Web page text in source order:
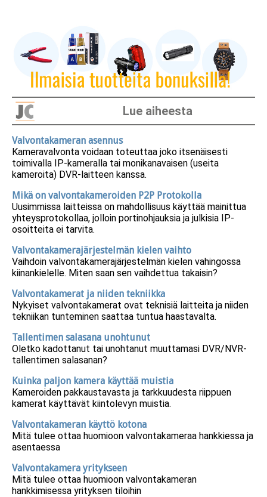
Lue aiheesta
Valvontakameran asennus
Kameravalvonta voidaan toteuttaa joko itsenäisesti
toimivalla IP-kameralla tai monikanavaisen (useita
kameroita) DVR-laitteen kanssa.
Mikä on valvontakameroiden P2P Protokolla
Uusimmissa laitteissa on mahdollisuus käyttää mainittua
yhteysprotokollaa, jolloin portinohjauksia ja julkisia IP-
osoitteita ei tarvita.
Valvontakamerajärjestelmän kielen vaihto
Vaihdoin valvontakamerajärjestelmän kielen vahingossa
kiinankielelle. Miten saan sen vaihdettua takaisin?
Valvontakamerat ja niiden tekniikka
Nykyiset valvontakamerat ovat teknisiä laitteita ja niiden
tekniikan tunteminen saattaa tuntua haastavalta.
Tallentimen salasana unohtunut
Oletko kadottanut tai unohtanut muuttamasi DVR/NVR-
tallentimen salasanan?
Kuinka paljon kamera käyttää muistia
Kameroiden pakkaustavasta ja tarkkuudesta riippuen
kamerat käyttävät kiintolevyn muistia.
Valvontakameran käyttö kotona
Mitä tulee ottaa huomioon valvontakameraa hankkiessa ja
asentaessa
Valvontakamera yritykseen
Mitä tulee ottaa huomioon valvontakameran
hankkimisessa yrityksen tiloihin